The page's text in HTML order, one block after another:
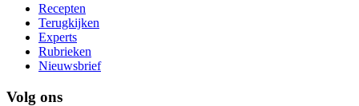
Recepten
Terugkijken
Experts
Rubrieken
Nieuwsbrief
Volg ons